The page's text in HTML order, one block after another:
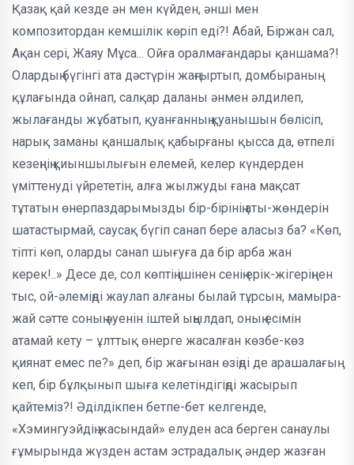
Қазақ қай кезде ән мен күйден, әнші мен
композитордан кемшілік көріп еді?! Абай, Біржан сал,
Ақан сері, Жаяу Мұса... Ойға оралмағандары қаншама?!
Олардың бүгінгі ата дәс­түрін жаңғыртып, домбыраның
құла­ғында ойнап, салқар даланы әнмен әлдилеп,
жылағанды жұ­ба­тып, қуан­ғанның қуанышын бөлісіп,
нарық заманы қаншалық қабырғаны қысса да, өтпелі
кезеңнің қиыншылығын елемей, келер күндерден
үміттенуді үй­рететін, алға жылжуды ғана мақсат
тұтатын өнерпаздарымызды бір-бірі­нің аты-жөндерін
шатастырмай, саусақ бүгіп санап бере аласыз ба? «Көп,
тіпті көп, оларды санап шығуға да бір арба жан
керек!..» Десе де, сол көптің ішінен сенің ерік-жігеріңнен
тыс, ой-әлеміңді жаулап алғаны бы­лай тұрсын, мамыра­
жай сәтте соның әуенін іштей ыңылдап, оның есімін
атамай кету – ұлттық өнерге жасалған көзбе-көз
қиянат емес пе?» деп, бір жағынан өзіңді де арашалағың
кеп, бір бұлқынып шыға келетіндігіңді жасыр­ып
қайтеміз?! Әділдікпен бетпе-бет келгенде,
«Хэмингуэйдің жасындай» елуден аса берген санаулы
ғұмырында жүзден астам эстрадалық әндер жаз­ған